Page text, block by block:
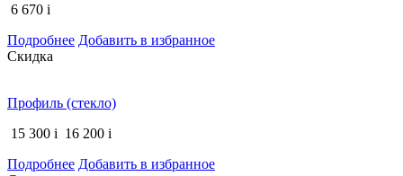
6 670 i
Подробнее Добавить в избранное
Скидка
Профиль (стекло)
15 300 i 16 200 i
Подробнее Добавить в избранное